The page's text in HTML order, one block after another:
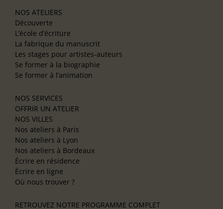
NOS ATELIERS
Découverte
L’école d’écriture
La fabrique du manuscrit
Les stages pour artistes-auteurs
Se former à la biographie
Se former à l’animation
NOS SERVICES
OFFRIR UN ATELIER
NOS VILLES
Nos ateliers à Paris
Nos ateliers à Lyon
Nos ateliers à Bordeaux
Écrire en résidence
Écrire en ligne
Où nous trouver ?
RETROUVEZ NOTRE PROGRAMME COMPLET